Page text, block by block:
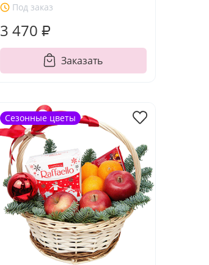
Под заказ
3 470 ₽
Заказать
Сезонные цветы